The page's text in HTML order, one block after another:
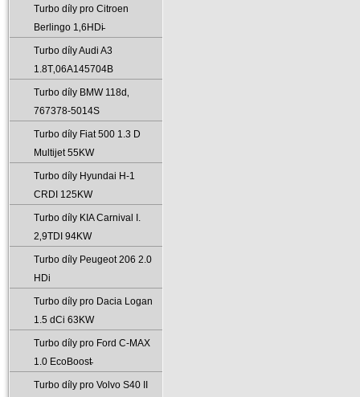
Turbo díly pro Citroen
Berlingo 1‚6HDi̵
Turbo díly Audi A3
1.8T‚06A145704B
Turbo díly BMW 118d‚
767378-5014S
Turbo díly Fiat 500 1.3 D
Multijet 55KW
Turbo díly Hyundai H-1
CRDI 125KW
Turbo díly KIA Carnival I.
2‚9TDI 94KW
Turbo díly Peugeot 206 2.0
HDi
Turbo díly pro Dacia Logan
1.5 dCi 63KW
Turbo díly pro Ford C-MAX
1.0 EcoBoost̵
Turbo díly pro Volvo S40 II